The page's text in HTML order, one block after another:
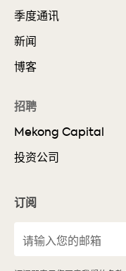
季度通讯
新闻
博客
招聘
Mekong Capital
投资公司
订阅